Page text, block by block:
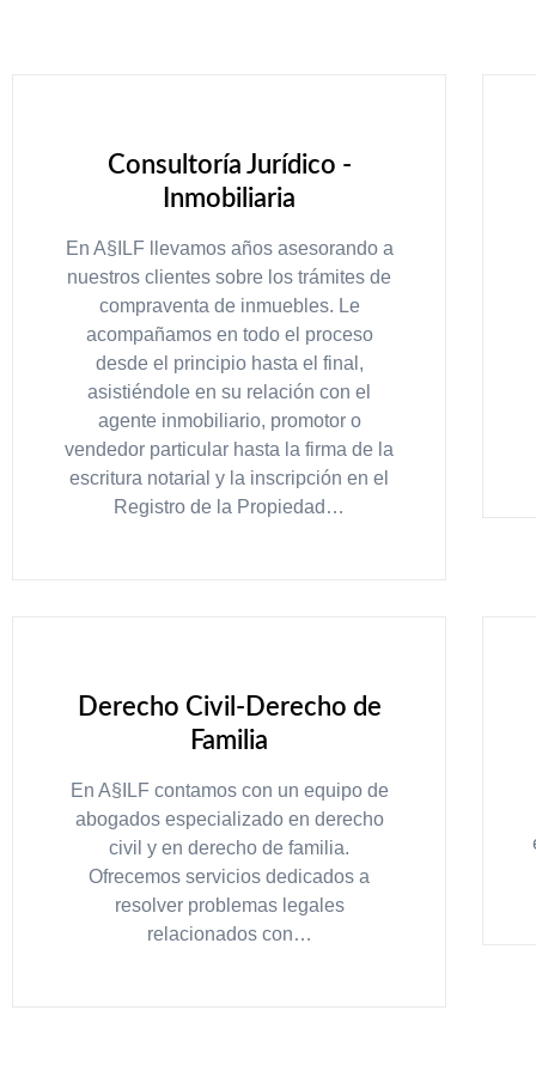
Consultoría Jurídico -
Inmobiliaria
En A§ILF llevamos años asesorando a
nuestros clientes sobre los trámites de
compraventa de inmuebles. Le
acompañamos en todo el proceso
desde el principio hasta el final,
asistiéndole en su relación con el
agente inmobiliario, promotor o
vendedor particular hasta la firma de la
escritura notarial y la inscripción en el
Registro de la Propiedad…
Derecho Civil-Derecho de
Familia
En A§ILF contamos con un equipo de
abogados especializado en derecho
civil y en derecho de familia.
Ofrecemos servicios dedicados a
resolver problemas legales
relacionados con…